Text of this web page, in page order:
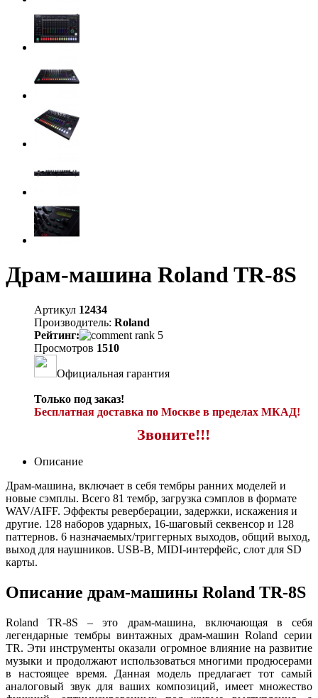
Драм-машина Roland TR-8S
Артикул 12434
Производитель: Roland
Рейтинг:
Просмотров 1510
Официальная гарантия
Только под заказ!
Бесплатная доставка по Москве в пределах МКАД!
Звоните!!!
Описание
Драм-машина, включает в себя тембры ранних моделей и
новые сэмплы. Всего 81 тембр, загрузка сэмплов в формате
WAV/AIFF. Эффекты реверберации, задержки, искажения и
другие. 128 наборов ударных, 16-шаговый секвенсор и 128
паттернов. 6 назначаемых/триггерных выходов, общий выход,
выход для наушников. USB-B, MIDI-интерфейс, слот для SD
карты.
Описание драм-машины Roland TR-8S
Roland TR-8S – это драм-машина, включающая в себя
легендарные тембры винтажных драм-машин Roland серии
TR. Эти инструменты оказали огромное влияние на развитие
музыки и продолжают использоваться многими продюсерами
в настоящее время. Данная модель предлагает тот самый
аналоговый звук для ваших композиций, имеет множество